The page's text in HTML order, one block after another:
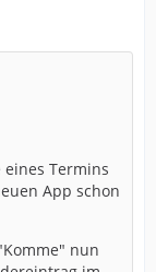
Termins
App schon
nun